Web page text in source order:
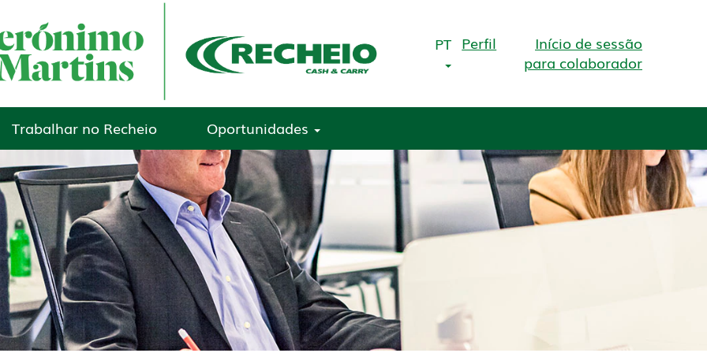
PT Perfil
Início de sessão
para colaborador
Trabalhar no Recheio Oportunidades